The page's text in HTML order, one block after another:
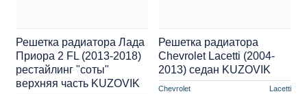
Решетка радиатора Лада
Приора 2 FL (2013-2018)
рестайлинг "соты"
верхняя часть KUZOVIK
Chevrolet Lacetti
Решетка радиатора
Chevrolet Lacetti (2004-
2013) седан KUZOVIK